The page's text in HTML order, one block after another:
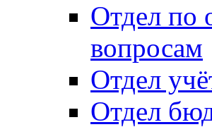
Отдел по
вопросам
Отдел
Отдел